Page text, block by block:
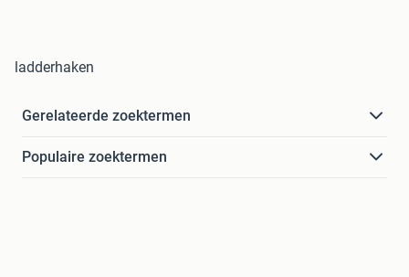
ladderhaken
Gerelateerde zoektermen
Populaire zoektermen